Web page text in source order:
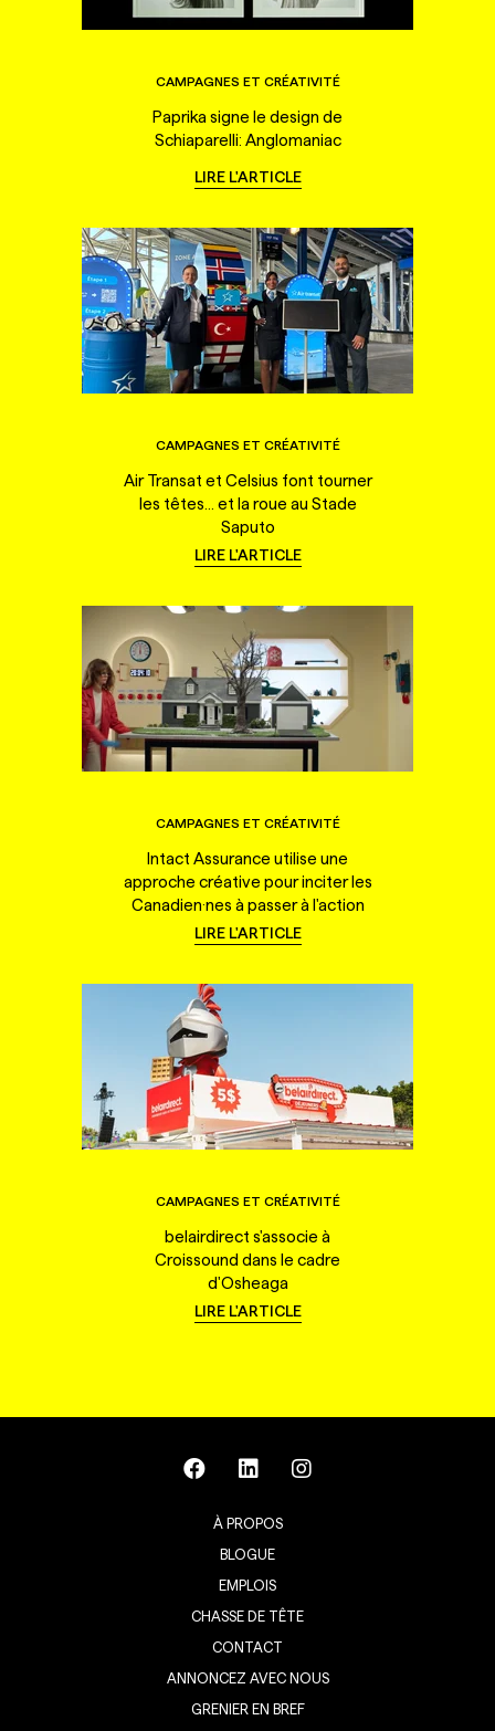
CAMPAGNES ET CRÉATIVITÉ
Paprika signe le design de
Schiaparelli: Anglomaniac
LIRE L'ARTICLE
CAMPAGNES ET CRÉATIVITÉ
Air Transat et Celsius font tourner
les têtes... et la roue au Stade
Saputo
LIRE L'ARTICLE
CAMPAGNES ET CRÉATIVITÉ
Intact Assurance utilise une
approche créative pour inciter les
Canadien·nes à passer à l'action
LIRE L'ARTICLE
CAMPAGNES ET CRÉATIVITÉ
belairdirect s'associe à
Croissound dans le cadre
d'Osheaga
LIRE L'ARTICLE
À PROPOS
BLOGUE
EMPLOIS
CHASSE DE TÊTE
CONTACT
ANNONCEZ AVEC NOUS
GRENIER EN BREF